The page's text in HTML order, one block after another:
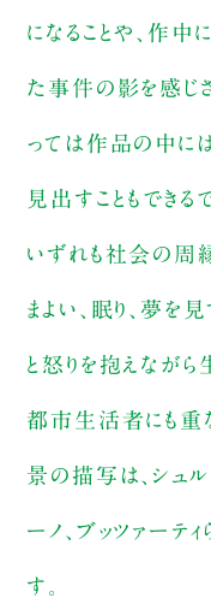
になることや、作
た事件の影を感じ
っては作品の中に
見出すこともできる
いずれも社会の周
まよい、眠り、夢を
と怒りを抱えながら
都市生活者にも重
景の描写は、シュル
ーノ、ブッツァーテ
す。